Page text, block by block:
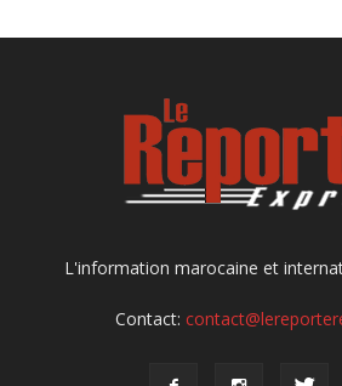
L'information marocaine et
Contact: